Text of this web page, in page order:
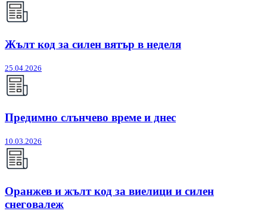
Жълт код за силен вятър в неделя
25.04.2026
Предимно слънчево време и днес
10.03.2026
Оранжев и жълт код за виелици и силен
снеговалеж